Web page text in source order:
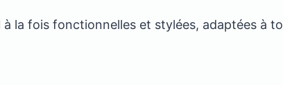
la fois fonctionnelles et stylées, adaptées à